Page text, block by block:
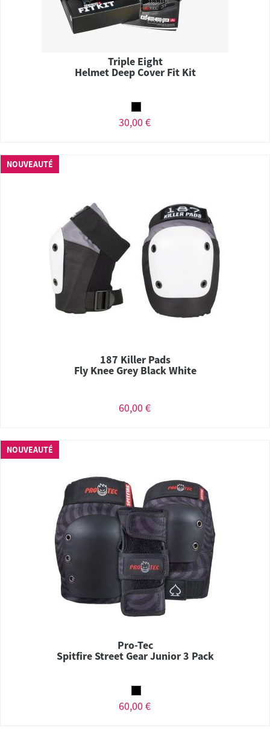
Triple Eight
Helmet Deep Cover Fit Kit
30,00 €
NOUVEAUTÉ
187 Killer Pads
Fly Knee Grey Black White
60,00 €
NOUVEAUTÉ
Pro-Tec
Spitfire Street Gear Junior 3 Pack
60,00 €